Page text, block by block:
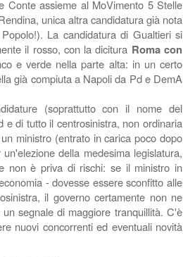
Conte assieme al MoVimento 5 Stelle
unica altra candidatura già nota
La candidatura di Gualtieri si
il rosso, con la dicitura Roma con
e verde nella parte alta: in un certo
già compiuta a Napoli da Pd e DemA
(soprattutto con il nome del
di tutto il centrosinistra, non ordinaria
ministro (entrato in carica poco dopo
della medesima legislatura,
non è priva di rischi: se il ministro in
- dovesse essere sconfitto alle
il governo certamente non ne
segnale di maggiore tranquillità. C'è
nuovi concorrenti ed eventuali novità